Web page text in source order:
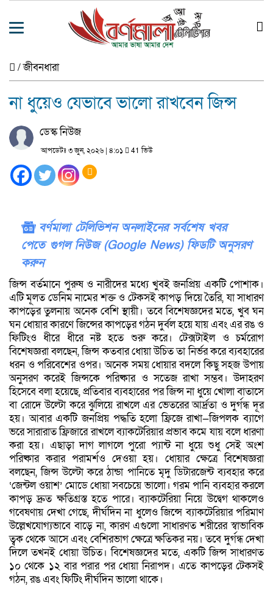
/জীবনধারা
না ধুয়েও যেভাবে ভালো রাখবেন জিন্স
ডেস্ক নিউজ
আপডেটঃ ৩ জুন, ২০২৬ | ৪:০১ 41 ভিউ
বর্ণমালা টেলিভিশন অনলাইনের সর্বশেষ খবর
পেতে গুগল নিউজ (Google News) ফিডটি অনুসরণ
করুন
জিন্স বর্তমানে পুরুষ ও নারীদের মধ্যে খুবই জনপ্রিয় একটি পোশাক।
এটি মূলত ডেনিম নামের শক্ত ও টেকসই কাপড় দিয়ে তৈরি, যা সাধারণ
কাপড়ের তুলনায় অনেক বেশি স্থায়ী। তবে বিশেষজ্ঞদের মতে, খুব ঘন
ঘন ধোয়ার কারণে জিন্সের কাপড়ের গঠন দুর্বল হয়ে যায় এবং এর রঙ ও
ফিটিংও ধীরে ধীরে নষ্ট হতে শুরু করে। টেক্সটাইল ও চর্মরোগ
বিশেষজ্ঞরা বলছেন, জিন্স কতবার ধোয়া উচিত তা নির্ভর করে ব্যবহারের
ধরন ও পরিবেশের ওপর। অনেক সময় ধোয়ার বদলে কিছু সহজ উপায়
অনুসরণ করেই জিন্সকে পরিষ্কার ও সতেজ রাখা সম্ভব। উদাহরণ
হিসেবে বলা হয়েছে, প্রতিবার ব্যবহারের পর জিন্স না ধুয়ে খোলা বাতাসে
বা রোদে উল্টো করে ঝুলিয়ে রাখলে এর ভেতরের আর্দ্রতা ও দুর্গন্ধ দূর
হয়। আবার একটি জনপ্রিয় পদ্ধতি হলো ফ্রিজে রাখা—জিপলক ব্যাগে
ভরে সারারাত ফ্রিজারে রাখলে ব্যাকটেরিয়ার প্রভাব কমে যায় বলে ধারণা
করা হয়। এছাড়া দাগ লাগলে পুরো প্যান্ট না ধুয়ে শুধু সেই অংশ
পরিষ্কার করার পরামর্শও দেওয়া হয়। ধোয়ার ক্ষেত্রে বিশেষজ্ঞরা
বলছেন, জিন্স উল্টো করে ঠান্ডা পানিতে মৃদু ডিটারজেন্ট ব্যবহার করে
‘জেন্টল ওয়াশ’ মোডে ধোয়া সবচেয়ে ভালো। গরম পানি ব্যবহার করলে
কাপড় দ্রুত ক্ষতিগ্রস্ত হতে পারে। ব্যাকটেরিয়া নিয়ে উদ্বেগ থাকলেও
গবেষণায় দেখা গেছে, দীর্ঘদিন না ধুলেও জিন্সে ব্যাকটেরিয়ার পরিমাণ
উল্লেখযোগ্যভাবে বাড়ে না, কারণ এগুলো সাধারণত শরীরের স্বাভাবিক
ত্বক থেকে আসে এবং বেশিরভাগ ক্ষেত্রে ক্ষতিকর নয়। তবে দুর্গন্ধ দেখা
দিলে তখনই ধোয়া উচিত। বিশেষজ্ঞদের মতে, একটি জিন্স সাধারণত
১০ থেকে ১২ বার পরার পর ধোয়া নিরাপদ। এতে কাপড়ের টেকসই
গঠন, রঙ এবং ফিটিং দীর্ঘদিন ভালো থাকে।